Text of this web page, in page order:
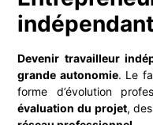
indépendant
Devenir travailleur
grande autonomie. Le
forme d’évolution
évaluation du projet,